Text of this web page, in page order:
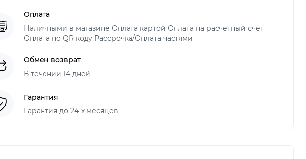
Оплата
Наличными в магазине Оплата картой Оплата на расчетный счет
Оплата по QR коду Рассрочка/Оплата частями
Обмен возврат
В течении 14 дней
Гарантия
Гарантия до 24-х месяцев